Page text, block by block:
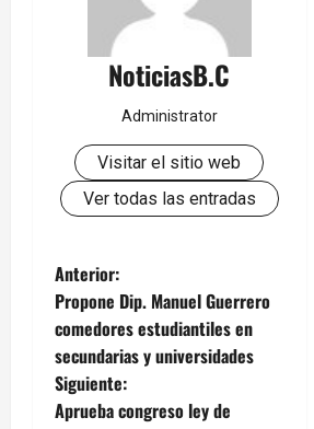
NoticiasB.C
Administrator
Visitar el sitio web
Ver todas las entradas
N
a
v
Anterior:
Propone Dip. Manuel Guerrero
comedores estudiantiles en
secundarias y universidades
Siguiente:
Aprueba congreso ley de